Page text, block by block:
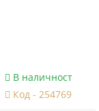
В наличност
Код -254769